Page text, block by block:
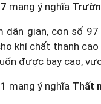
mang ý nghĩa
dân gian, con số
khí chất thanh
được bay cao,
mang ý nghĩa Thất